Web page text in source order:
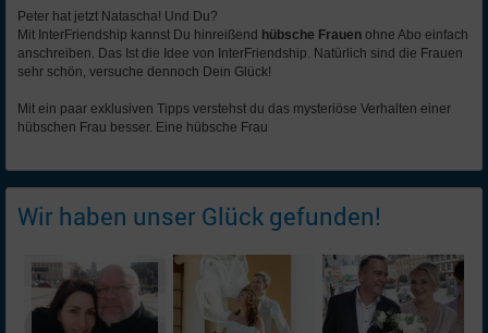
Peter hat jetzt Natascha! Und Du?
Mit InterFriendship kannst Du hinreißend hübsche Frauen ohne Abo einfach
anschreiben. Das Ist die Idee von InterFriendship. Natürlich sind die Frauen
sehr schön, versuche dennoch Dein Glück!
Mit ein paar exklusiven Tipps verstehst du das mysteriöse Verhalten einer
hübschen Frau besser. Eine hübsche Frau
Wir haben unser Glück gefunden!